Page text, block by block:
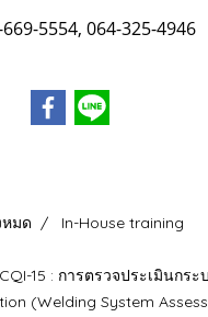
5554, 064-325-4946
มด
In-House training
15 : การตรวจประเมินกระ
(Welding System